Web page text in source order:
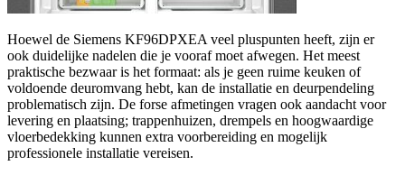
Hoewel de Siemens KF96DPXEA veel pluspunten heeft, zijn er
ook duidelijke nadelen die je vooraf moet afwegen. Het meest
praktische bezwaar is het formaat: als je geen ruime keuken of
voldoende deuromvang hebt, kan de installatie en deurpendeling
problematisch zijn. De forse afmetingen vragen ook aandacht voor
levering en plaatsing; trappenhuizen, drempels en hoogwaardige
vloerbedekking kunnen extra voorbereiding en mogelijk
professionele installatie vereisen.